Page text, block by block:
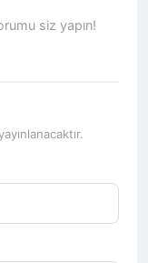
siz yapın!